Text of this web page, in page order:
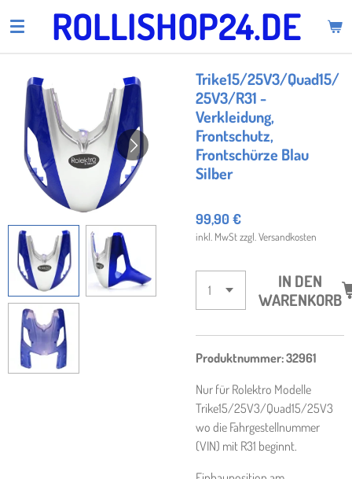
HauptinhaltROLLISHOP24.DE
Trike15/25V3/Quad15/
25V3/R31 -
Verkleidung,
Frontschutz,
Frontschürze Blau
Silber
99,90 €
inkl. MwSt zzgl. Versandkosten
IN DEN
WARENKORB
Produktnummer:32961
Nur für Rolektro Modelle
Trike15/25V3/Quad15/25V3
wo die Fahrgestellnummer
(VIN) mit R31 beginnt.